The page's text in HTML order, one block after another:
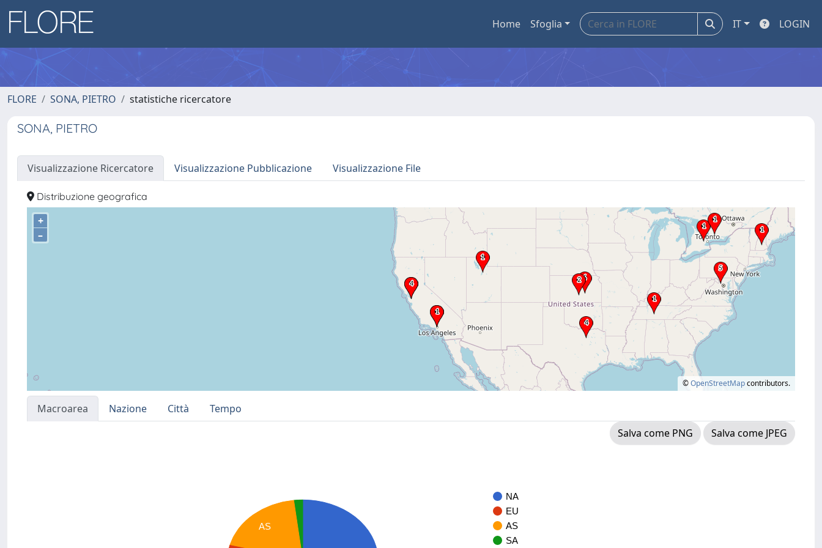
Home Sfoglia IT LOGIN
FLORE SONA, PIETRO statistiche ricercatore
SONA, PIETRO
Visualizzazione Ricercatore Visualizzazione Pubblicazione Visualizzazione File
Distribuzione geografica
+
–
©OpenStreetMapcontributors.
Macroarea Nazione Città
Tempo
Salva come PNG
Salva come JPEG
NA
EU
AS
SA
AS